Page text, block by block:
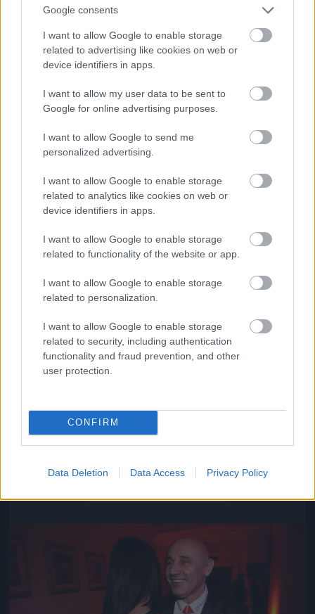
Google consents
I want to allow Google to enable storage
related to advertising like cookies on web or
device identifiers in apps.
I want to allow my user data to be sent to
Google for online advertising purposes.
I want to allow Google to send me
personalized advertising.
I want to allow Google to enable storage
related to analytics like cookies on web or
device identifiers in apps.
I want to allow Google to enable storage
related to functionality of the website or app.
I want to allow Google to enable storage
related to personalization.
I want to allow Google to enable storage
related to security, including authentication
functionality and fraud prevention, and other
user protection.
CONFIRM
Data Deletion Data Access Privacy Policy
Fotó: Szécsi István / Velvet
Jön még kép!
Fotó: Szécsi István / Velvet
Jön még kép!